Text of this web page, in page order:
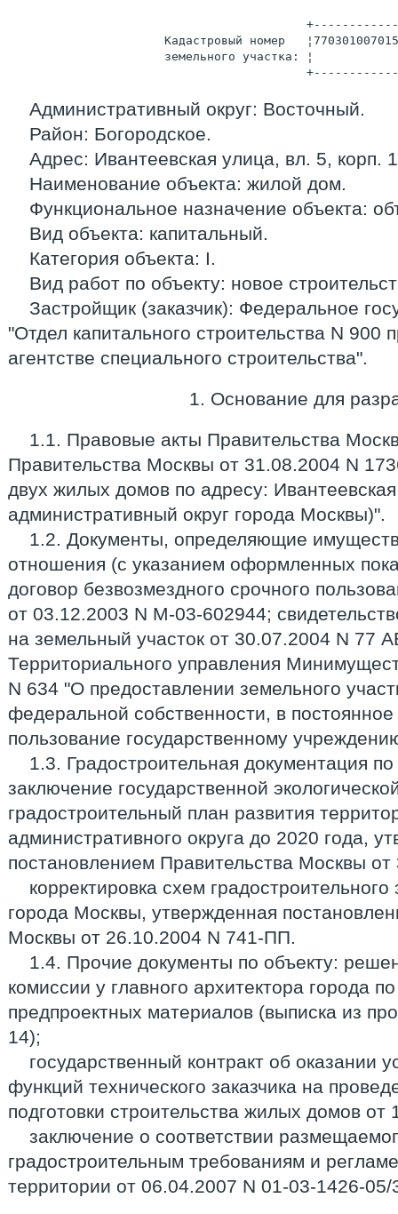
Кадастровый номер
земельного участка: ¦
Административный округ: Восточный.
Район: Богородское.
Адрес: Ивантеевская улица, вл. 5, корп.
Наименование объекта: жилой дом.
Функциональное назначение объекта:
Вид объекта: капитальный.
Категория объекта: I.
Вид работ по объекту: новое
Застройщик (заказчик): Федеральное
"Отдел капитального строительства N 900
агентстве специального строительства".
1. Основание для
1.1. Правовые акты Правительства
Правительства Москвы от 31.08.2004 N
двух жилых домов по адресу:
административный округ города Москвы)".
1.2. Документы, определяющие
отношения (с указанием оформленных
договор безвозмездного срочного
от 03.12.2003 N М-03-602944;
на земельный участок от 30.07.2004 N 77
Территориального управления
N 634 "О предоставлении земельного
федеральной собственности, в
пользование государственному
1.3. Градостроительная документация
заключение государственной
градостроительный план развития
административного округа до 2020 года,
постановлением Правительства Москвы
корректировка схем
города Москвы, утвержденная
Москвы от 26.10.2004 N 741-ПП.
1.4. Прочие документы по объекту:
комиссии у главного архитектора города
предпроектных материалов (выписка из
14);
государственный контракт об оказании
функций технического заказчика на
подготовки строительства жилых домов
заключение о соответствии
градостроительным требованиям и
территории от 06.04.2007 N 01-03-1426-05/